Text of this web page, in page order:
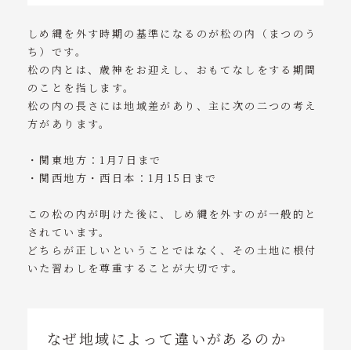
しめ縄を外す時期の基準になるのが松の内（まつのう
ち）です。
松の内とは、歳神をお迎えし、おもてなしをする期間
のことを指します。
松の内の長さには地域差があり、主に次の二つの考え
方があります。
・関東地方：1月7日まで
・関西地方・西日本：1月15日まで
この松の内が明けた後に、しめ縄を外すのが一般的と
されています。
どちらが正しいということではなく、その土地に根付
いた習わしを尊重することが大切です。
なぜ地域によって違いがあるのか